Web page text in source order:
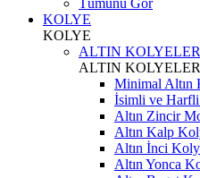
Tümünü Gör
KOLYE
KOLYE
ALTIN KOLYELER
ALTIN KOLYELER
Minimal Altın
İsimli ve
Altın Zincir
Altın Kalp
Altın İnci
Altın Yonca